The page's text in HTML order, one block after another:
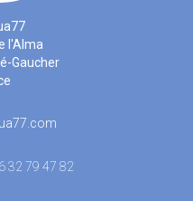
l'Alma
Gaucher
32 79 47 82